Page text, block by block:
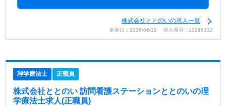
株式会社ととのいの求人一覧
更新日：2026/06/18 求人番号：10266112
理学療法士 正職員
株式会社ととのい 訪問看護ステーションととのいの理
学療法士求人(正職員)